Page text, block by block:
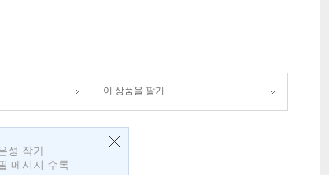
이 상품을 팔기
성 작가
메시지 수록